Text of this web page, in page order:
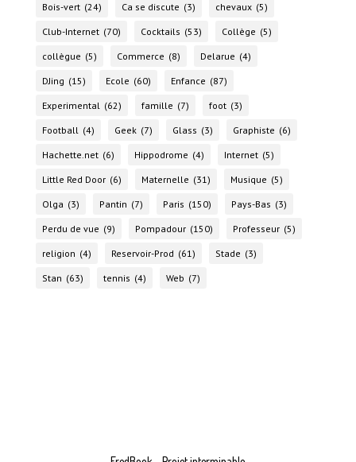
Bois-vert (24) Ca se discute (3) chevaux (5)
Club-Internet (70) Cocktails (53) Collège (5)
collègue (5) Commerce (8) Delarue (4)
DJing (15) Ecole (60) Enfance (87)
Experimental (62) famille (7) foot (3)
Football (4) Geek (7) Glass (3) Graphiste (6)
Hachette.net (6) Hippodrome (4) Internet (5)
Little Red Door (6) Maternelle (31) Musique (5)
Olga (3) Pantin (7) Paris (150) Pays-Bas (3)
Perdu de vue (9) Pompadour (150) Professeur (5)
religion (4) Reservoir-Prod (61) Stade (3)
Stan (63) tennis (4) Web (7)